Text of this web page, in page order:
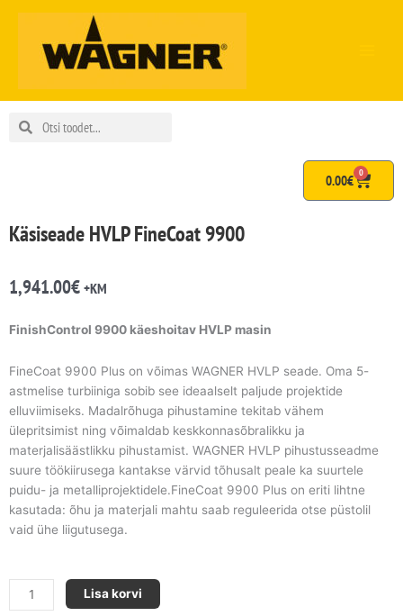
content
SearchSearch
0.00€ 0
Cart
Käsiseade HVLP FineCoat 9900
1,941.00€+KM
FinishControl 9900 käeshoitav HVLP masin
FineCoat 9900 Plus on võimas WAGNER HVLP seade. Oma 5-
astmelise turbiiniga sobib see ideaalselt paljude projektide
elluviimiseks. Madalrõhuga pihustamine tekitab vähem
ülepritsimist ning võimaldab keskkonnasõbralikku ja
materjalisäästlikku pihustamist. WAGNER HVLP pihustusseadme
suure töökiirusega kantakse värvid tõhusalt peale ka suurtele
puidu- ja metalliprojektidele.FineCoat 9900 Plus on eriti lihtne
kasutada: õhu ja materjali mahtu saab reguleerida otse püstolil
vaid ühe liigutusega.
Käsiseade
HVLP
Lisa korvi